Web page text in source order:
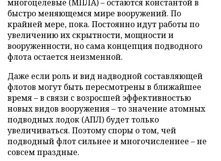
многоцелевые (МПЛА) – остаются константой в
быстро меняющемся мире вооружений. По
крайней мере, пока. Постоянно идут работы по
увеличению их скрытности, мощности и
вооруженности, но сама концепция подводного
флота остается неизменной.
Даже если роль и вид надводной составляющей
флотов могут быть пересмотрены в ближайшее
время – в связи с возросшей эффективностью
новых видов вооружения – то значение атомных
подводных лодок (АПЛ) будет только
увеличиваться. Поэтому споры о том, чей
подводный флот сильнее и многочисленнее – не
совсем праздные.